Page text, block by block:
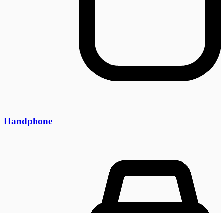
Handphone